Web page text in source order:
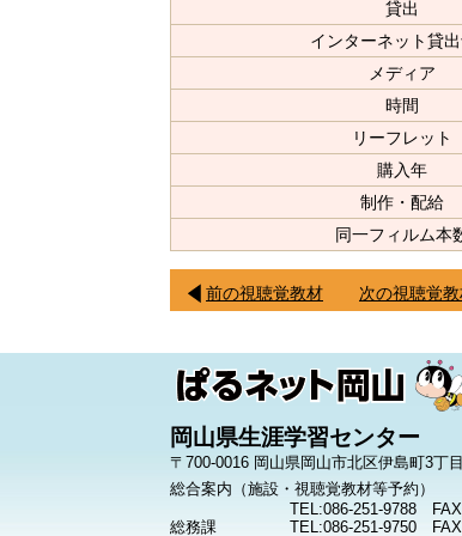
貸出
インターネット貸
メディア
時間
リーフレット
購入年
制作・配給
同一フィルム本
前の視聴覚教材 次の視聴覚
岡山県生涯学習センター
〒700-0016 岡山県岡山市北区伊島町3丁
総合案内（施設・視聴覚教材等予約）
TEL:086-251-9788
総務課
TEL:086-251-9750